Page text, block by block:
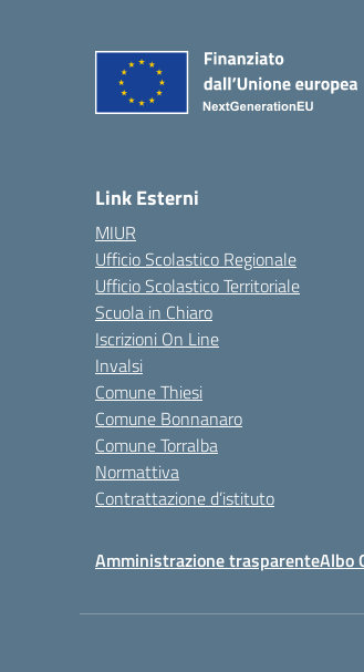
Link Esterni
MIUR
Ufficio Scolastico Regionale
Ufficio Scolastico Territoriale
Scuola in Chiaro
Iscrizioni On Line
Invalsi
Comune Thiesi
Comune Bonnanaro
Comune Torralba
Normattiva
Contrattazione d’istituto
Amministrazione trasparenteAlbo